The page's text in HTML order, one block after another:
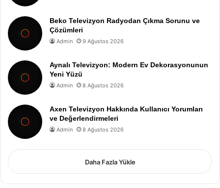
Beko Televizyon Radyodan Çıkma Sorunu ve
Çözümleri
Admin 9 Ağustos 2026
Aynalı Televizyon: Modern Ev Dekorasyonunun
Yeni Yüzü
Admin 8 Ağustos 2026
Axen Televizyon Hakkında Kullanıcı Yorumları
ve Değerlendirmeleri
Admin 8 Ağustos 2026
Daha Fazla Yükle